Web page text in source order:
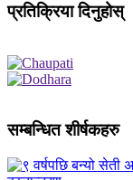
प्रतिक्रिया दिनुहोस्
सम्बन्धित शीर्षकहरु